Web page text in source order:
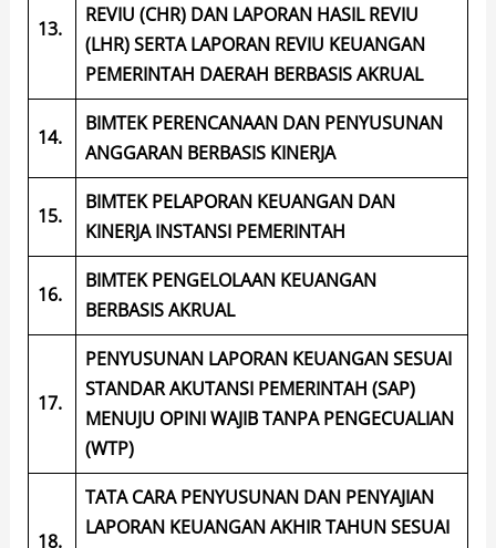
13.
REVIU (CHR) DAN LAPORAN HASIL REVIU
(LHR) SERTA LAPORAN REVIU KEUANGAN
PEMERINTAH DAERAH BERBASIS AKRUAL
14.
BIMTEK PERENCANAAN DAN PENYUSUNAN
ANGGARAN BERBASIS KINERJA
15.
BIMTEK PELAPORAN KEUANGAN DAN
KINERJA INSTANSI PEMERINTAH
16.
BIMTEK PENGELOLAAN KEUANGAN
BERBASIS AKRUAL
17.
PENYUSUNAN LAPORAN KEUANGAN SESUAI
STANDAR AKUTANSI PEMERINTAH (SAP)
MENUJU OPINI WAJIB TANPA PENGECUALIAN
(WTP)
18.
TATA CARA PENYUSUNAN DAN PENYAJIAN
LAPORAN KEUANGAN AKHIR TAHUN SESUAI